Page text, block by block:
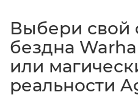
Выбери свой
бездна
или
реальности